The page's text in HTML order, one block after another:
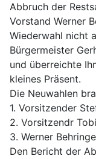
Abbruch der
Vorstand Werner
Wiederwahl nicht
Bürgermeister
und überreichte
kleines Präsent.
Die Neuwahlen
1. Vorsitzender
2. Vorsitzendr
3. Werner
Den Bericht der